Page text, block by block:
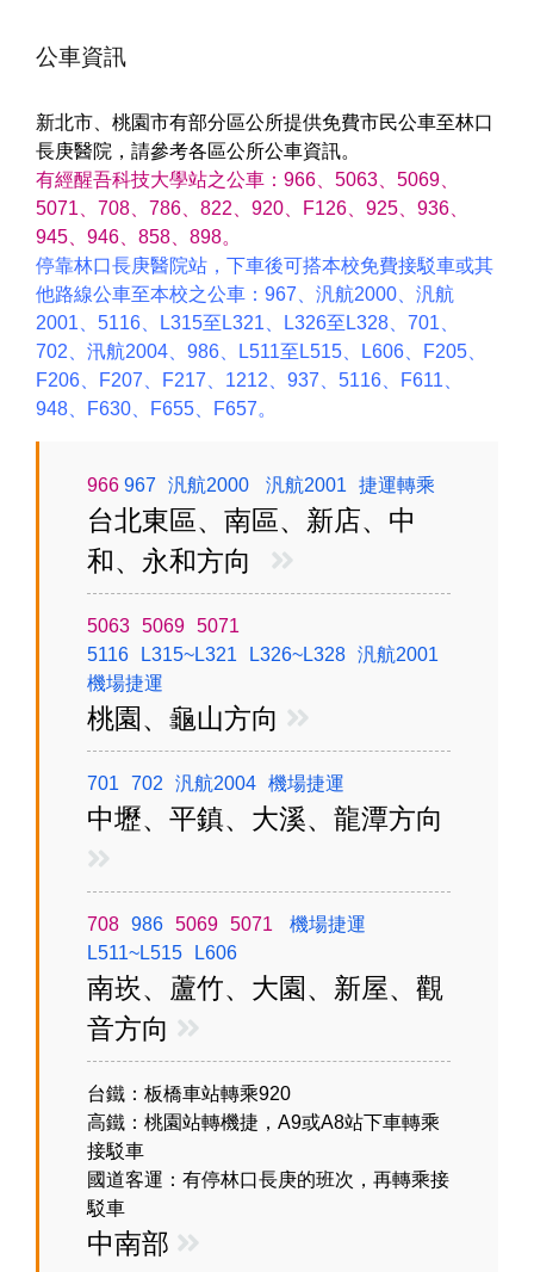
公車資訊
新北市、桃園市有部分區公所提供免費市民公車至林口
長庚醫院，請參考各區公所公車資訊。
有經醒吾科技大學站之公車：966、5063、5069、
5071、708、786、822、920、F126、925、936、
945、946、858、898。
停靠林口長庚醫院站，下車後可搭本校免費接駁車或其
他路線公車至本校之公車：967、汎航2000、汎航
2001、5116、L315至L321、L326至L328、701、
702、汛航2004、986、L511至L515、L606、F205、
F206、F207、F217、1212、937、5116、F611、
948、F630、F655、F657。
966 967 汎航2000 汎航2001 捷運轉乘
台北東區、南區、新店、中
和、永和方向
5063 5069 5071
5116
L315~L321 L326~L328 汎航2001
機場捷運
桃園、龜山方向
701 702 汎航2004 機場捷運
中壢、平鎮、大溪、龍潭方向
708 986 5069 5071
機場捷運
L511~L515
L606
南崁、蘆竹、大園、新屋、觀
音方向
台鐵：板橋車站轉乘920
高鐵：桃園站轉機捷，A9或A8站下車轉乘
接駁車
國道客運：有停林口長庚的班次，再轉乘接
駁車
中南部